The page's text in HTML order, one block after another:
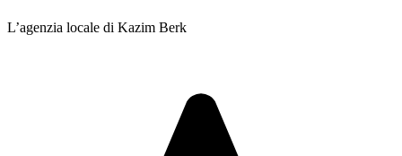
L’agenzia locale di Kazim Berk